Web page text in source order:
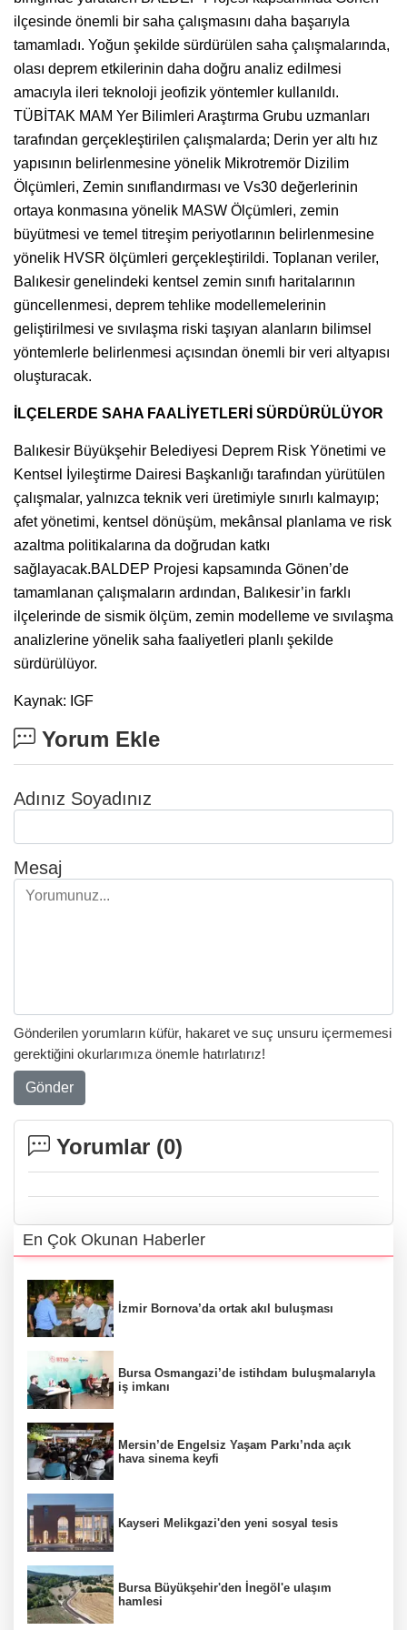
ilçesinde önemli bir saha çalışmasını daha başarıyla
tamamladı. Yoğun şekilde sürdürülen saha çalışmalarında,
olası deprem etkilerinin daha doğru analiz edilmesi
amacıyla ileri teknoloji jeofizik yöntemler kullanıldı.
TÜBİTAK MAM Yer Bilimleri Araştırma Grubu uzmanları
tarafından gerçekleştirilen çalışmalarda; Derin yer altı hız
yapısının belirlenmesine yönelik Mikrotremör Dizilim
Ölçümleri, Zemin sınıflandırması ve Vs30 değerlerinin
ortaya konmasına yönelik MASW Ölçümleri, zemin
büyütmesi ve temel titreşim periyotlarının belirlenmesine
yönelik HVSR ölçümleri gerçekleştirildi. Toplanan veriler,
Balıkesir genelindeki kentsel zemin sınıfı haritalarının
güncellenmesi, deprem tehlike modellemelerinin
geliştirilmesi ve sıvılaşma riski taşıyan alanların bilimsel
yöntemlerle belirlenmesi açısından önemli bir veri altyapısı
oluşturacak.
İLÇELERDE SAHA FAALİYETLERİ SÜRDÜRÜLÜYOR
Balıkesir Büyükşehir Belediyesi Deprem Risk Yönetimi ve
Kentsel İyileştirme Dairesi Başkanlığı tarafından yürütülen
çalışmalar, yalnızca teknik veri üretimiyle sınırlı kalmayıp;
afet yönetimi, kentsel dönüşüm, mekânsal planlama ve risk
azaltma politikalarına da doğrudan katkı
sağlayacak.BALDEP Projesi kapsamında Gönen’de
tamamlanan çalışmaların ardından, Balıkesir’in farklı
ilçelerinde de sismik ölçüm, zemin modelleme ve sıvılaşma
analizlerine yönelik saha faaliyetleri planlı şekilde
sürdürülüyor.
Kaynak: IGF
Yorum Ekle
Adınız Soyadınız
Mesaj
Gönderilen yorumların küfür, hakaret ve suç unsuru içermemesi
gerektiğini okurlarımıza önemle hatırlatırız!
Gönder
Yorumlar (0)
En Çok Okunan Haberler
İzmir Bornova’da ortak akıl buluşması
Bursa Osmangazi’de istihdam buluşmalarıyla
iş imkanı
Mersin’de Engelsiz Yaşam Parkı’nda açık
hava sinema keyfi
Kayseri Melikgazi'den yeni sosyal tesis
Bursa Büyükşehir'den İnegöl'e ulaşım
hamlesi